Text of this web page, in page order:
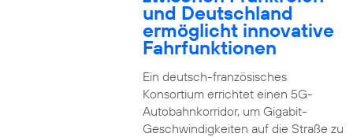
und Deutschland
ermöglicht innovative
Fahrfunktionen
Ein deutsch-französisches
Konsortium errichtet einen 5G-
Autobahnkorridor, um Gigabit-
Geschwindigkeiten auf die Straße zu